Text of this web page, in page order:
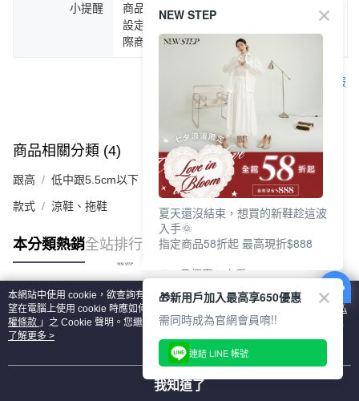
小提醒
商品圖片顏色會因拍攝燈光環境或個人螢幕
設定不同，而造成部份色差現象，顏色以實
際商品為主。
客服
商品相關分類 (4) 查看全部
跟高 低中跟5.5cm以下
款式 涼鞋、拖鞋
本分類熱銷全站排行
熱門標籤
本網站中使用 cookie，欲查詢有關本網站使用 cookie 方式之詳情，及若您不希
望在電腦上使用 cookie 時應如何變更電腦的 cookie 設定，請參閱本網站「
隱私
權條款 」之 Cookie 聲明。您繼續使用本網站即表示您同意本公司得按本網站使
用條款之 Cookie 聲明使用 cookie。
了解更多 >
我知道了
NEW STEP
夏天還沒結束，想買的新鞋趁這波
入手🌞
指定商品58折起 最高現折$888
🎉 8月優惠一次看
①LINE購物最高10%回饋
②每周限定品現折200
③指定商品58折起 最高現折$888
上班鞋、休閒鞋、涼鞋一次逛齊
好搭、出遊好走、聚會也漂亮
🎁新用戶加入最高享650優惠
需同時成為官網會員唷!!
連結 LINE 帳號